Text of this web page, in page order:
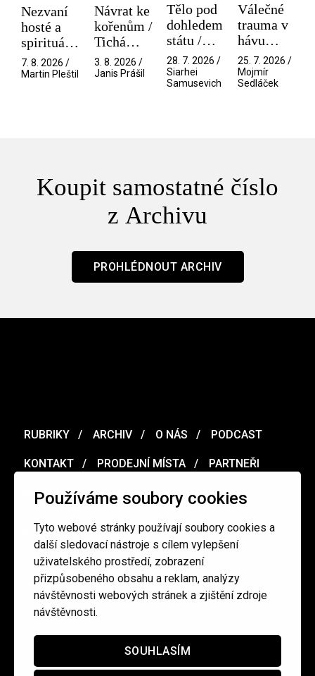
Používáme soubory cookies
Tyto webové stránky používají soubory cookies a
další sledovací nástroje s cílem vylepšení
uživatelského prostředí, zobrazení
přizpůsobeného obsahu a reklam, analýzy
návštěvnosti webových stránek a zjištění zdroje
návštěvnosti.
SOUHLASÍM
Nezvaní
hosté a
spirituální
narušitelé
z vesmíru
7. 8. 2026 /
Martin Pleštil
Návrat ke
kořenům /
Tichá
přítelkyně
3. 8. 2026 /
Janis Prášil
Tělo pod
dohledem
státu /
Pramen
28. 7. 2026 /
Siarhei
Samusevich
Válečné
trauma v
hávu
spektáklu
/ Odyssea
25. 7. 2026 /
Mojmír
Sedláček
Koupit samostatné číslo
z Archivu
PROHLÉDNOUT ARCHIV
RUBRIKY ARCHIV O NÁS PODCAST
KONTAKT PRODEJNÍ MÍSTA PARTNEŘI
MERCH VOUCHER
Ochrana osobních údajů / Obchodní podmínky
redakce@cinepur.cz